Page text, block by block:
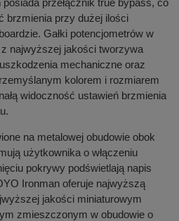
przełącznik true bypass, co
brzmienia przy dużej ilości
Gałki potencjometrów w
najwyższej jakości tworzywa
mechaniczne oraz
kolorem i rozmiarem
widoczność ustawień brzmienia
na metalowej obudowie obok
użytkownika o włączeniu
pokrywy podświetlają napis
Ironman oferuje najwyższą
jakości miniaturowym
zmieszczonym w obudowie o